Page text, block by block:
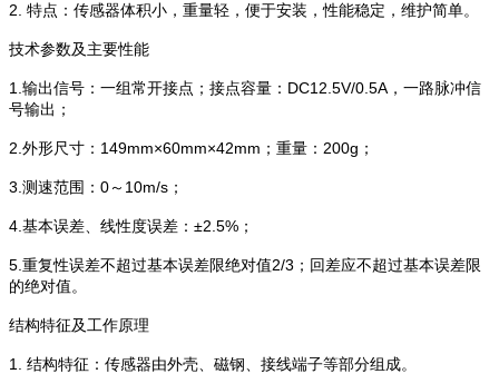
2. 特点：传感器体积小，重量轻，便于安装，性能稳定，维护简单。
技术参数及主要性能
1. 输出信号：一组常开接点 ；接点容量： DC12.5V/0.5A，一路脉冲信
号输出；
2 外形尺寸 ： 149mm×60mm×42mm ；重量： 200g ；
3. 测速范围： 0 ～ 10m/s ；
4. 基本误差、线性度误差： ±2.5% ；
5. 重复性误差不超过基本误差限绝对值2/3 ； 回差应不超过基本误差限
的绝对值。
结构特征及工作原理
1. 结构特征：传感器由外壳、磁钢、接线端子等部分组成。